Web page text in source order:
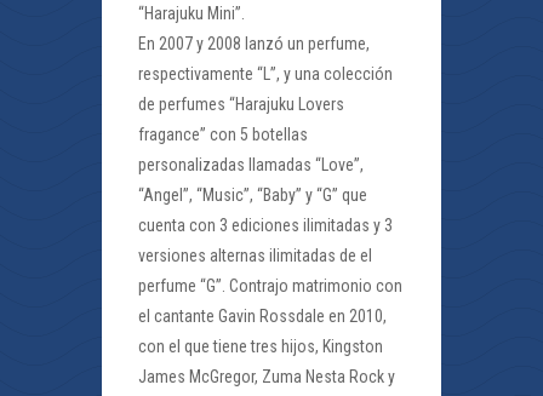
“Harajuku Mini”.
En 2007 y 2008 lanzó un perfume,
respectivamente “L”, y una colección
de perfumes “Harajuku Lovers
fragance” con 5 botellas
personalizadas llamadas “Love”,
“Angel”, “Music”, “Baby” y “G” que
cuenta con 3 ediciones ilimitadas y 3
versiones alternas ilimitadas de el
perfume “G”. Contrajo matrimonio con
el cantante Gavin Rossdale en 2010,
con el que tiene tres hijos, Kingston
James McGregor, Zuma Nesta Rock y